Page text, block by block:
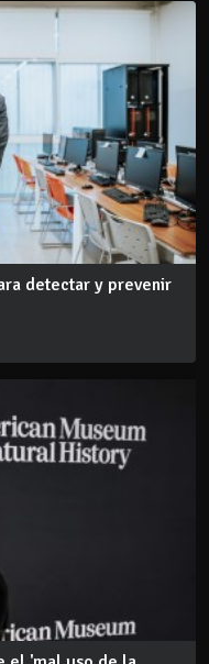
detectar y prevenir